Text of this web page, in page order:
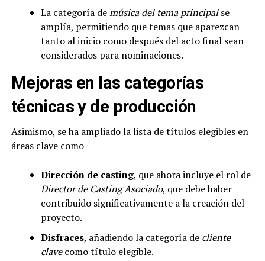
La categoría demúsica del tema principalse
amplía, permitiendo que temas que aparezcan
tanto al inicio como después del acto final sean
considerados para nominaciones.
Mejoras en las categorías
técnicas y de producción
Asimismo, se ha ampliado la lista de títulos elegibles en
áreas clave como
Dirección de casting, que ahora incluye el rol de
Director de Casting Asociado, que debe haber
contribuido significativamente a la creación del
proyecto.
Disfraces, añadiendo la categoría de cliente
clavecomo título elegible.